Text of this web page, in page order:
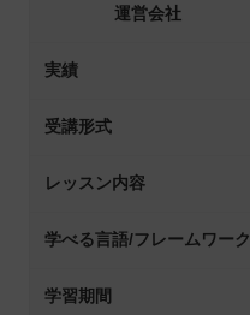
運営会社
実績
受講形式
レッスン内容
学べる言語/フレームワーク
学習期間